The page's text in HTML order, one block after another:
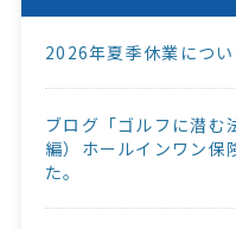
2026年夏季休業につい
ブログ「ゴルフに潜む
編）ホールインワン保
た。